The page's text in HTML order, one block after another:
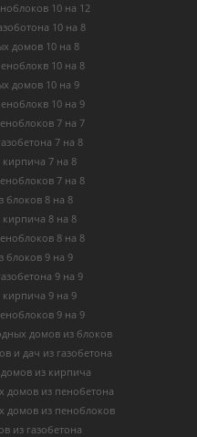
10 на 12
10 на 8
домов 10 на 8
10 на 8
домов 10 на 9
10 на 9
7 на 7
7 на 8
7 на 8
7 на 8
блоков 8 на 8
8 на 8
8 на 8
блоков 9 на 9
9 на 9
9 на 9
9 на 9
домов из блоков
и дач из газобетона
из кирпича
домов из пенобетона
домов из пеноблоков
из газобетона